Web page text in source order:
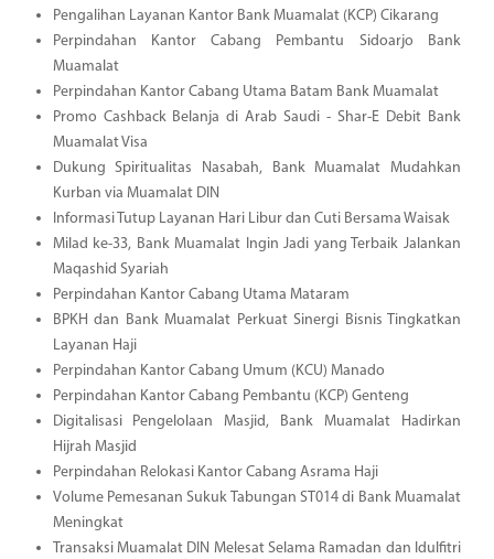
Pengalihan Layanan Kantor Bank Muamalat (KCP) Cikarang
Perpindahan Kantor Cabang Pembantu Sidoarjo Bank
Muamalat
Perpindahan Kantor Cabang Utama Batam Bank Muamalat
Promo Cashback Belanja di Arab Saudi - Shar-E Debit Bank
Muamalat Visa
Dukung Spiritualitas Nasabah, Bank Muamalat Mudahkan
Kurban via Muamalat DIN
Informasi Tutup Layanan Hari Libur dan Cuti Bersama Waisak
Milad ke-33, Bank Muamalat Ingin Jadi yang Terbaik Jalankan
Maqashid Syariah
Perpindahan Kantor Cabang Utama Mataram
BPKH dan Bank Muamalat Perkuat Sinergi Bisnis Tingkatkan
Layanan Haji
Perpindahan Kantor Cabang Umum (KCU) Manado
Perpindahan Kantor Cabang Pembantu (KCP) Genteng
Digitalisasi Pengelolaan Masjid, Bank Muamalat Hadirkan
Hijrah Masjid
Perpindahan Relokasi Kantor Cabang Asrama Haji
Volume Pemesanan Sukuk Tabungan ST014 di Bank Muamalat
Meningkat
Transaksi Muamalat DIN Melesat Selama Ramadan dan Idulfitri